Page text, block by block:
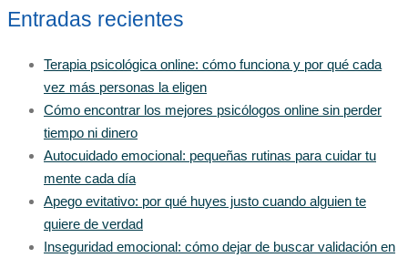
Entradas recientes
Terapia psicológica online: cómo funciona y por qué cada
vez más personas la eligen
Cómo encontrar los mejores psicólogos online sin perder
tiempo ni dinero
Autocuidado emocional: pequeñas rutinas para cuidar tu
mente cada día
Apego evitativo: por qué huyes justo cuando alguien te
quiere de verdad
Inseguridad emocional: cómo dejar de buscar validación en